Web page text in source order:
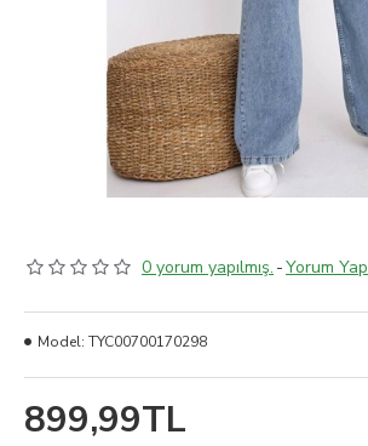
0 yorum yapılmış. -Yorum Yap
899,99TL
Model: TYC00700170298